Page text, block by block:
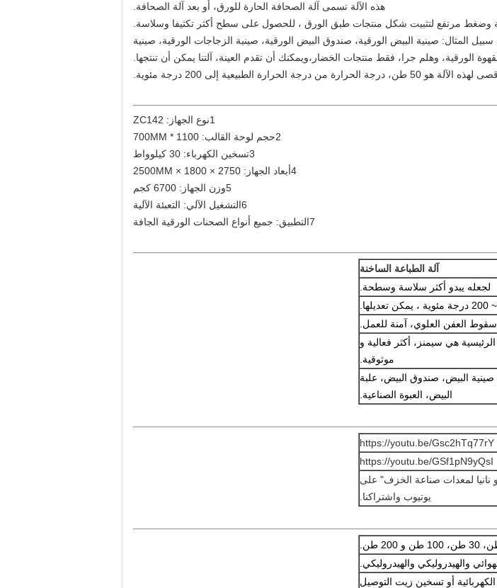
هذه الآلة تسمى آلة الصحافة الحارة للورق، أو بعد آلة الصحافة.
وضغط مرتفع لتثبيت شكل منتجات طبق الورق ، للحصول على سطح أكثر تكثيفا وسلاسة.
المثال: صينية البيض الورقية، صندوق البيض الورقية، صينية الزجاجات الورقية، صينية
الورقية، وهلم جرا، فقط منتجات الخضار،ويمكنك أن تقدم العينة، آلتنا يمكن أن تنتجها.
الحرارة من درجة الحرارة الطبيعية إلى 200 درجة مئوية.
1نوع الجهاز: ZC142
2حجم لوحة القالب: 1100 * 700MM
3تسخين الكهرباء: 30 كيلوواط
4أبعاد الجهاز: 2750 × 1800 × 2500MM
5وزن الجهاز: 6700 كجم
6التشغيل الآلي: التعبئة الآلية
7التطبيق: جميع أنواع الصحنات الورقية الجافة
آلة الطباعة الساخنة
لجعله يبدو أكثر سلاسة وسطحة.
العفن العلوي، آمنة للعمل.
هي سيمنز، أكثر فعالية و
موثوقية.
البيض، صندوق البيض، علبة
البيض، العبوة الصناعية.
https://youtu.be/Gsc2hTq77rY
https://youtu.be/GSf1pN9yQsI
لمعدات صناعة الخزف" على
يوتيوب واشتراكنا.
والهيدروليكي والهيدروليكي.
الكهربائية أو تسخين زيت التوصيل